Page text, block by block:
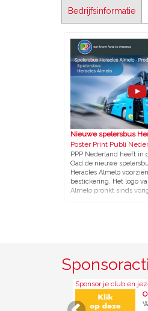
Bedrijfsinformatie
Nieuwe spelersbus
Poster Print Publi
PPP Nederland heeft in
Oad de nieuwe
Heracles Almelo
bestickering. Het logo
Almelo pronkt sinds
trots werd
dag in Almelo. Wij
vraag hoe zo’n
exact wordt uitgevoerd
alle eisen kunnen
hebben daarom
je club en jezelf!
OnzeClubwinkel
Winkelen zoals je